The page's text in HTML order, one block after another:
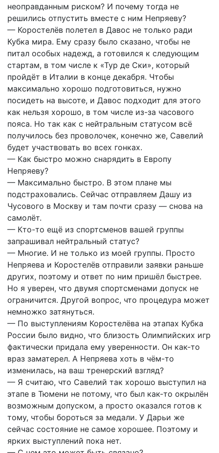
неоправданным риском? И почему тогда не
решились отпустить вместе с ним Непряеву?
— Коростелёв полетел в Давос не только ради
Кубка мира. Ему сразу было сказано, чтобы не
питал особых надежд, а готовился к следующим
стартам, в том числе к «Тур де Ски», который
пройдёт в Италии в конце декабря. Чтобы
максимально хорошо подготовиться, нужно
посидеть на высоте, и Давос подходит для этого
как нельзя хорошо, в том числе из-за часового
пояса. Но так как с нейтральным статусом всё
получилось без проволочек, конечно же, Савелий
будет участвовать во всех гонках.
— Как быстро можно снарядить в Европу
Непряеву?
— Максимально быстро. В этом плане мы
подстраховались. Сейчас отправляем Дашу из
Чусового в Москву и там почти сразу — снова на
самолёт.
— Кто-то ещё из спортсменов вашей группы
запрашивал нейтральный статус?
— Многие. И не только из моей группы. Просто
Непряева и Коростелёв отправили заявки раньше
других, поэтому и ответ по ним пришёл быстрее.
Но я уверен, что двумя спортсменами допуск не
ограничится. Другой вопрос, что процедура может
немножко затянуться.
— По выступлениям Коростелёва на этапах Кубка
России было видно, что близость Олимпийских игр
фактически придала ему уверенности. Он как-то
враз заматерел. А Непряева хоть в чём-то
изменилась, на ваш тренерский взгляд?
— Я считаю, что Савелий так хорошо выступил на
этапе в Тюмени не потому, что был как-то окрылён
возможным допуском, а просто оказался готов к
тому, чтобы бороться за медали. У Дарьи же
сейчас состояние не самое хорошее. Поэтому и
ярких выступлений пока нет.